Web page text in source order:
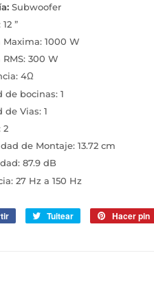
Subwoofer
”
Maxima: 1000 W
300 W
4Ω
de bocinas: 1
de Vias: 1
2
de Montaje: 13.72 cm
87.9 dB
27 Hz a 150 Hz
CompartirTuitear
Tuitear Hacer pin